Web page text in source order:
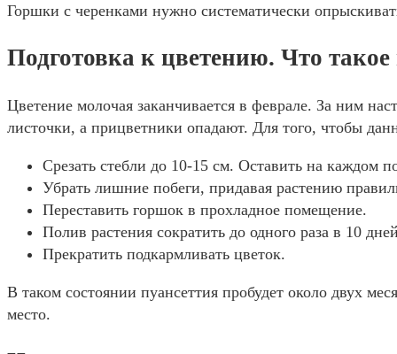
Горшки с черенками нужно систематически
Подготовка к цветению. Что
Цветение молочая заканчивается в феврале. За ним
листочки, а прицветники опадают. Для того, чтобы
Срезать стебли до 10-15 см. Оставить на каждом
Убрать лишние побеги, придавая растению
Переставить горшок в прохладное помещение.
Полив растения сократить до одного раза в 10
Прекратить подкармливать цветок.
В таком состоянии пуансеттия пробудет около двух
место.